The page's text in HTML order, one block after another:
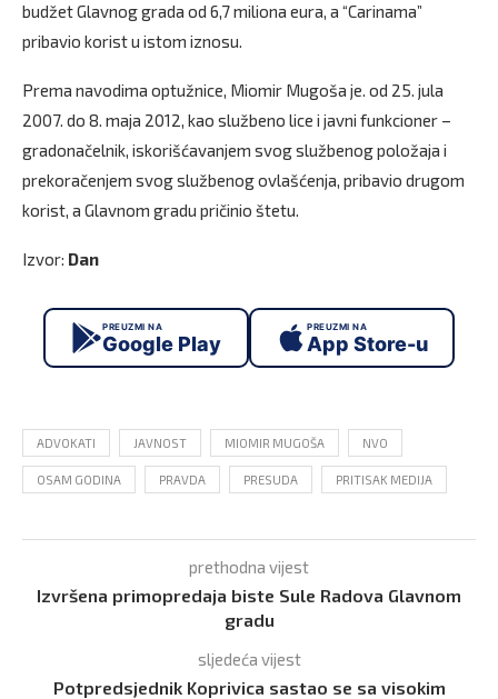
budžet Glavnog grada od 6,7 miliona eura, a “Carinama”
pribavio korist u istom iznosu.
Prema navodima optužnice, Miomir Mugoša je. od 25. jula
2007. do 8. maja 2012, kao službeno lice i javni funkcioner –
gradonačelnik, iskorišćavanjem svog službenog položaja i
prekoračenjem svog službenog ovlašćenja, pribavio drugom
korist, a Glavnom gradu pričinio štetu.
Izvor: Dan
PREUZMI NA
Google Play
PREUZMI NA
App Store-u
ADVOKATI JAVNOST MIOMIR MUGOŠA NVO
OSAM GODINA PRAVDA PRESUDA PRITISAK MEDIJA
prethodna vijest
Izvršena primopredaja biste Sule Radova Glavnom
gradu
sljedeća vijest
Potpredsjednik Koprivica sastao se sa visokim